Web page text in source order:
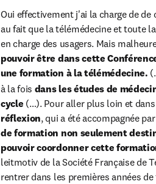
Oui effectivement j'ai la charge de de
au fait que la télémédecine et toute
en charge des usagers. Mais
pouvoir être dans cette
une formation à la télémédecine.
à la fois dans les études de
cycle (…). Pour aller plus loin et
réflexion, qui a été accompagnée
de formation non seulement
pouvoir coordonner cette
leitmotiv de la Société Française de
rentrer dans les premières années